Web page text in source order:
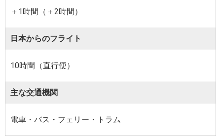
＋1時間（＋2時間）
日本からのフライト
10時間（直行便）
主な交通機関
電車・バス・フェリー・トラム